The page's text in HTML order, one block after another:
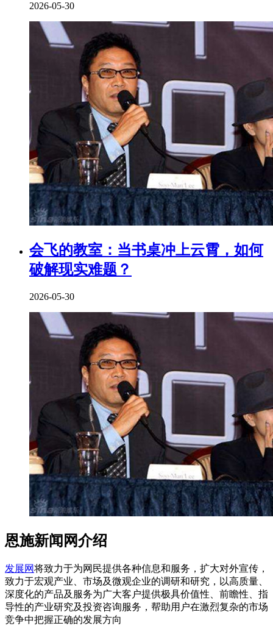
2026-05-30
会飞的教室：当书桌冲上云霄，如何
破解现实难题？
2026-05-30
恩施新闻网介绍
发展网将致力于为网民提供各种信息和服务，扩大对外宣传，
致力于宏观产业、市场及微观企业的调研和研究，以高质量、
深度化的产品及服务为广大客户提供极具价值性、前瞻性、指
导性的产业研究及投资咨询服务，帮助用户在激烈复杂的市场
竞争中把握正确的发展方向